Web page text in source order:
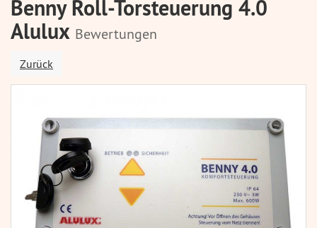
Benny Roll-Torsteuerung 4.0
Alulux Bewertungen
Zurück